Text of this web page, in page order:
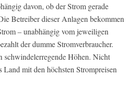
davon, ob der Strom gerade
Betreiber dieser Anlagen bekommen
– unabhängig vom jeweiligen
der dumme Stromverbraucher.
schwindelerregende Höhen. Nicht
Land mit den höchsten Strompreisen